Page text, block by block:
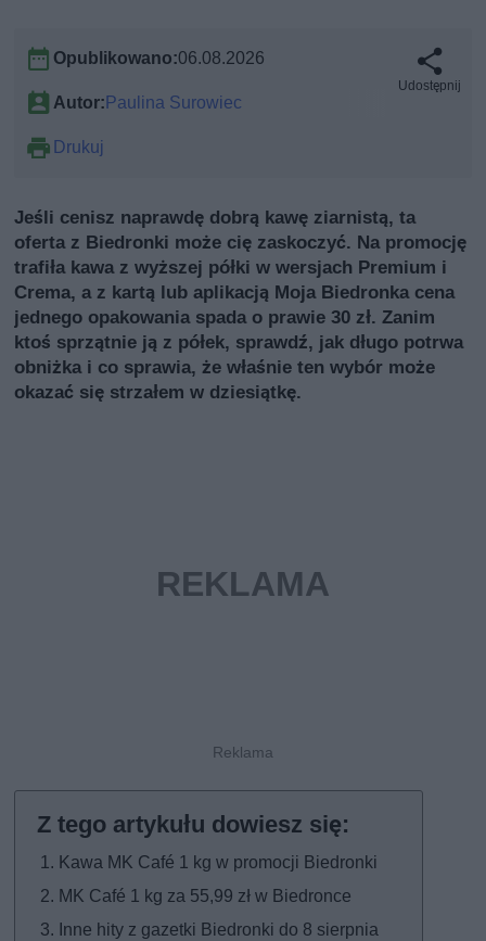
Opublikowano:06.08.2026
Autor:Paulina Surowiec
Drukuj
Udostępnij
Jeśli cenisz naprawdę dobrą kawę ziarnistą, ta
oferta z Biedronki może cię zaskoczyć. Na promocję
trafiła kawa z wyższej półki w wersjach Premium i
Crema, a z kartą lub aplikacją Moja Biedronka cena
jednego opakowania spada o prawie 30 zł. Zanim
ktoś sprzątnie ją z półek, sprawdź, jak długo potrwa
obniżka i co sprawia, że właśnie ten wybór może
okazać się strzałem w dziesiątkę.
Kawa MK Café 1 kg w promocji Biedronki
MK Café 1 kg za 55,99 zł w Biedronce
Inne hity z gazetki Biedronki do 8 sierpnia